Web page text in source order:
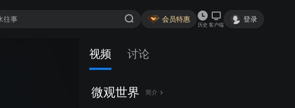
会员特惠
历史 客户端
登录
视频 讨论
微观世界 简介